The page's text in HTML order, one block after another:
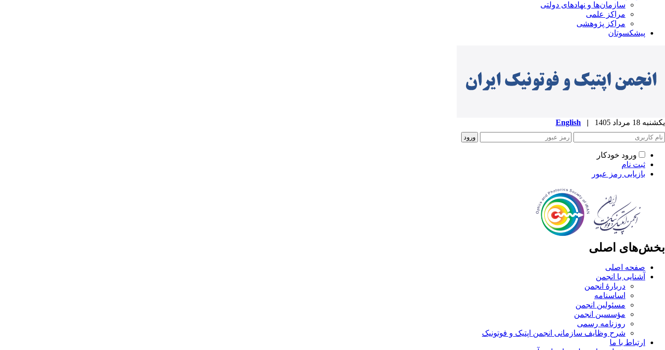
سازمان‌ها و نهادهای دولتی
مراکز علمی
مراکز پژوهشی
پیشکسوتان
یکشنبه 18 مرداد 1405 |
English
ورود خودکار
ثبت نام
بازیابی رمز عبور
بخش‌های اصلی
صفحه اصلی
آشنایی با انجمن
دربارۀ انجمن
اساسنامه
مسئولین انجمن
مؤسسین انجمن
روزنامه رسمی
شرح وظایف سازمانی انجمن اپتیک و فوتونیک
ارتباط با ما